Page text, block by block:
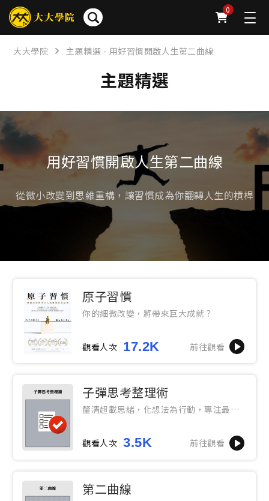
0
大大學院 主題精選 - 用好習慣開啟人生第二曲線
主題精選
用好習慣開啟人生第二曲線
從微小改變到思維重構，讓習慣成為你翻轉人生的槓桿
原子習慣
你的細微改變，將帶來巨大成就？
觀看人次 17.2K 前往觀看
子彈思考整理術
釐清超載思緒，化想法為行動，專注最重
觀看人次 3.5K 前往觀看
第二曲線